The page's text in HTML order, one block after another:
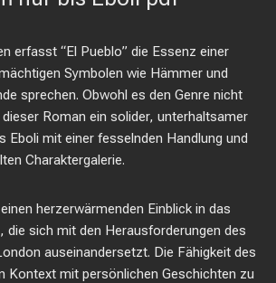
erfasst “El Pueblo” die Essenz einer
Symbolen wie Hämmer und
sprechen. Obwohl es den Genre nicht
Roman ein solider, unterhaltsamer
Eboli mit einer fesselnden Handlung und
Charaktergalerie.
herzerwärmenden Einblick in das
die sich mit den Herausforderungen des
auseinandersetzt. Die Fähigkeit des
Kontext mit persönlichen Geschichten zu